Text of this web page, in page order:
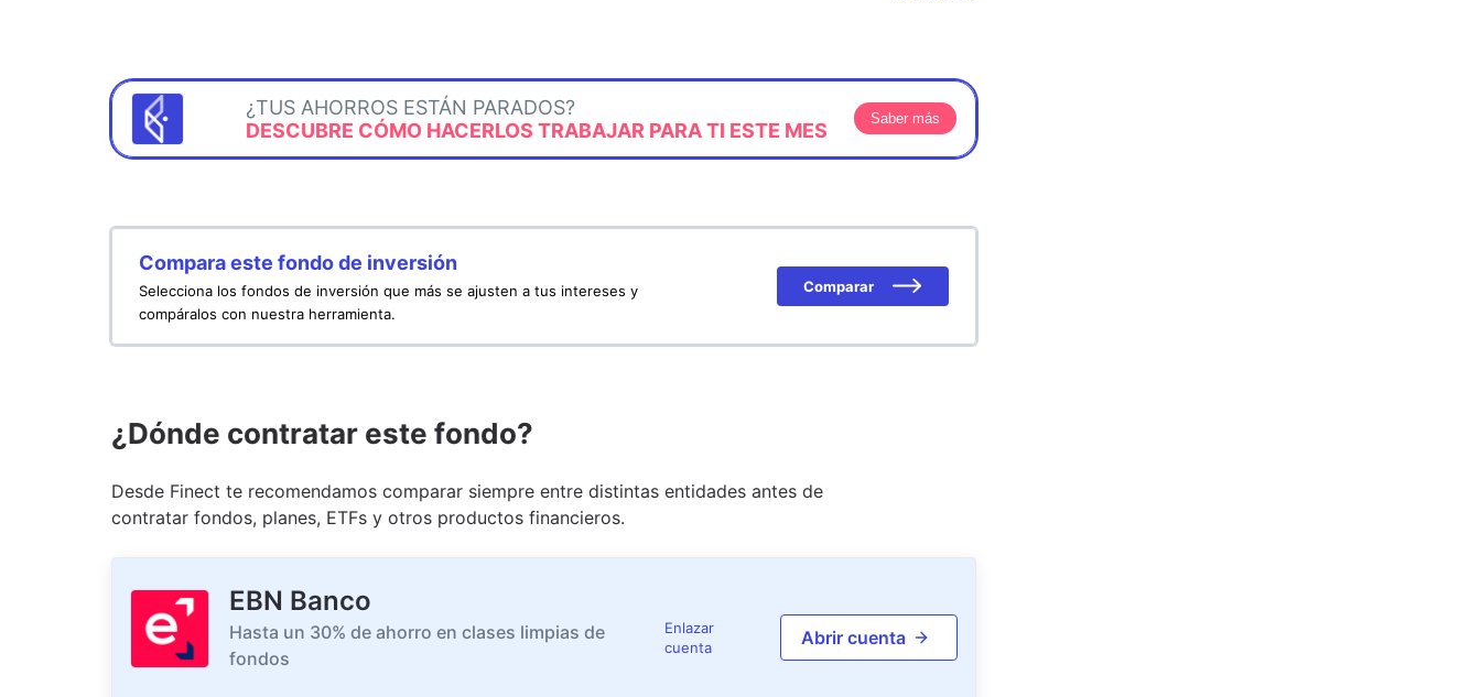
¿TUS AHORROS ESTÁN PARADOS?
DESCUBRE CÓMO HACERLOS TRABAJAR PARA TI ESTE MES
Saber más
Compara este fondo de inversión
Selecciona los fondos de inversión que más se ajusten a tus intereses y
compáralos con nuestra herramienta.
Comparar
¿Dónde contratar este fondo?
Desde Finect te recomendamos comparar siempre entre distintas entidades antes de
contratar fondos, planes, ETFs y otros productos financieros.
EBN Banco
Hasta un 30% de ahorro en clases limpias de
fondos
Enlazar
cuenta
Abrir cuenta